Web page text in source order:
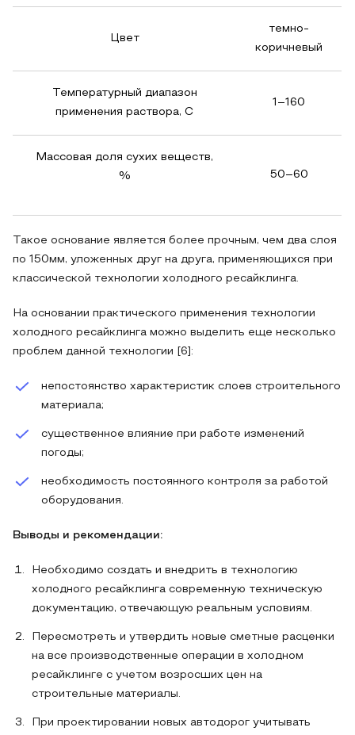
Цвет
темно-
коричневый
Температурный диапазон
применения раствора, С
1–160
Массовая доля сухих веществ,
%
50–60
Такое основание является более прочным, чем два слоя
по 150мм, уложенных друг на друга, применяющихся при
классической технологии холодного ресайклинга.
На основании практического применения технологии
холодного ресайклинга можно выделить еще несколько
проблем данной технологии [6]:
непостоянство характеристик слоев строительного
материала;
существенное влияние при работе изменений
погоды;
необходимость постоянного контроля за работой
оборудования.
Выводы и рекомендации:
Необходимо создать и внедрить в технологию
холодного ресайклинга современную техническую
документацию, отвечающую реальным условиям.
Пересмотреть и утвердить новые сметные расценки
на все производственные операции в холодном
ресайклинге с учетом возросших цен на
строительные материалы.
При проектировании новых автодорог учитывать